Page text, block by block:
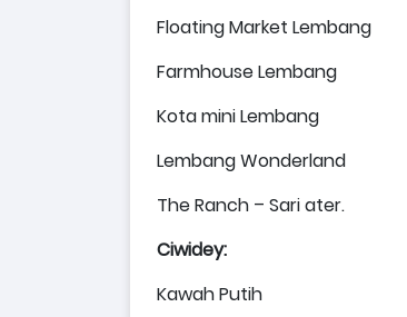
Floating Market Lembang
Farmhouse Lembang
Kota mini Lembang
Lembang Wonderland
The Ranch – Sari ater.
Ciwidey:
Kawah Putih